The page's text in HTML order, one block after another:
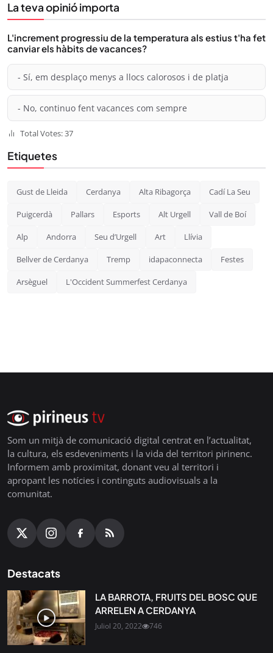
La teva opinió importa
L'increment progressiu de la temperatura als estius t'ha fet
canviar els hàbits de vacances?
- Sí, em desplaço menys a llocs calorosos i de platja
- No, continuo fent vacances com sempre
Total Votes: 37
Etiquetes
Gust de Lleida Cerdanya Alta Ribagorça Cadí La Seu
Puigcerdà Pallars Esports Alt Urgell Vall de Boí
Alp Andorra Seu d’Urgell Art Llívia
Bellver de Cerdanya Tremp idapaconnecta Festes
Arsèguel L'Occident Summerfest Cerdanya
Som un mitjà de comunicació digital centrat en l’actualitat,
la cultura, els esdeveniments i la vida del territori pirinenc.
Informem amb proximitat, donant veu al territori i
apropant les notícies i continguts audiovisuals a la
comunitat.
Destacats
LA BARROTA, FRUITS DEL BOSC QUE
ARRELEN A CERDANYA
Juliol 20, 2022 746